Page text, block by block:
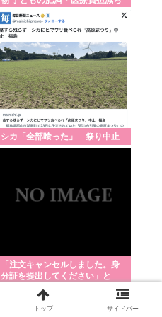
す
シカ「全部喰った」 祭り中止
「注文キャンセルしました。身
分証を提出してください」と
Amazonから突然のメール、怪
しすぎるのでカ
トップ サイドバー